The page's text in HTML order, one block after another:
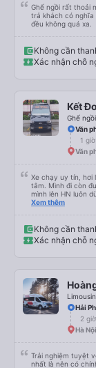
Ghế ngồi rất thoải
trả khách có nghĩa
đều không quá xa.
Không cần
Xác nhận chỗ
Kết
Ghế
Văn
1
Văn
Xe chạy uy tín, hơi
tâm. Mình đi còn
mình lên HN luôn
nhiệm của công ty
Xem thêm
Không cần
Xác nhận chỗ
Hải
2
Hà Nội
Trải nghiệm tuyệt
nhất là nên có